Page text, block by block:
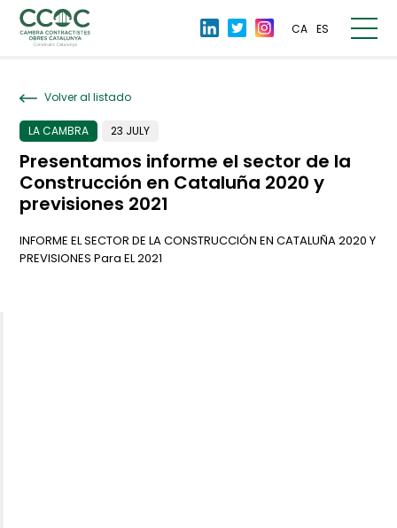
CA ES
Volver al listado
LA CAMBRA 23 JULY
Presentamos informe el sector de la
Construcción en Cataluña 2020 y
previsiones 2021
INFORME EL SECTOR DE LA CONSTRUCCIÓN EN CATALUÑA 2020 Y
PREVISIONES Para EL 2021